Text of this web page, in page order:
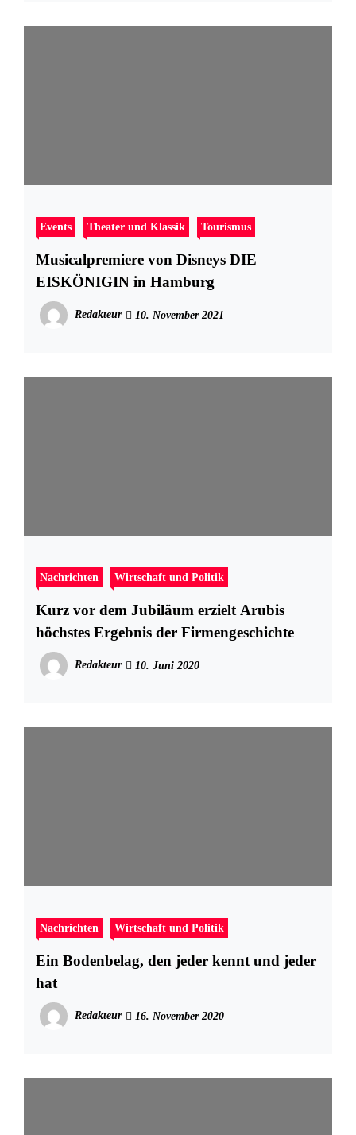
Events Theater und Klassik Tourismus
Musicalpremiere von Disneys DIE
EISKÖNIGIN in Hamburg
Redakteur 10. November 2021
Nachrichten Wirtschaft und Politik
Kurz vor dem Jubiläum erzielt Arubis
höchstes Ergebnis der Firmengeschichte
Redakteur 10. Juni 2020
Nachrichten Wirtschaft und Politik
Ein Bodenbelag, den jeder kennt und jeder
hat
Redakteur 16. November 2020